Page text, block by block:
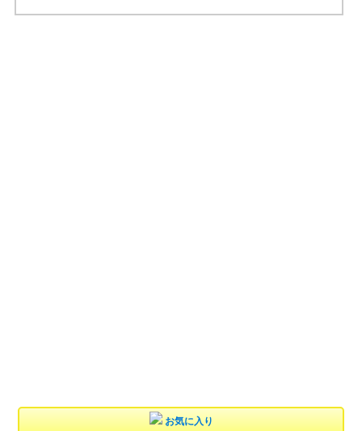
お気に入り